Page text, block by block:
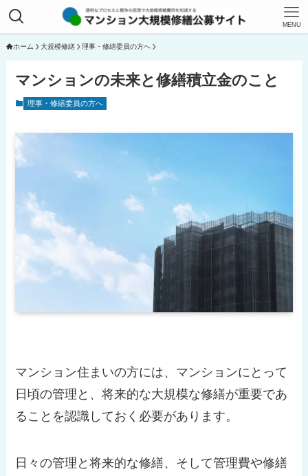
MENU
ホーム 大規模修繕 理事・修繕委員の方へ
マンションの未来と修繕積立金のこと
理事・修繕委員の方へ
マンション住まいの方には、マンションにとって
日頃の管理と、将来的な大規模な修繕が重要であ
ることを認識しておく必要があります。
日々の管理と将来的な修繕、そして管理費や修繕